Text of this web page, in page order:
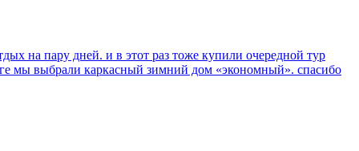
на пару дней. и в этот раз тоже купили очередной тур
мы выбрали каркасный зимний дом «экономный». спасибо